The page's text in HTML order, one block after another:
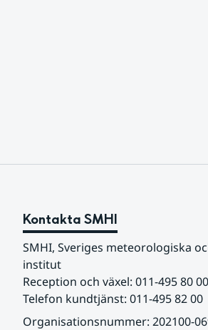
Kontakta SMHI
SMHI, Sveriges meteorologiska
institut
Reception och växel: 011-495 80 00
Telefon kundtjänst: 011-495 82 00
Organisationsnummer: 202100-